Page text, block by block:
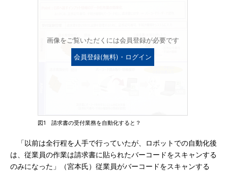
画像をご覧いただくには会員登録が必要です
会員登録(無料)・ログイン
図1 請求書の受付業務を自動化すると？
「以前は全行程を人手で行っていたが、ロボットでの自動化後
は、従業員の作業は請求書に貼られたバーコードをスキャンする
のみになった」（宮本氏）従業員がバーコードをスキャンする